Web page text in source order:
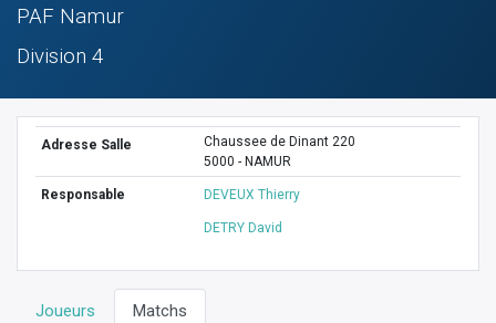
PAF Namur
Division 4
Adresse Salle
Chaussee de Dinant 220
5000 - NAMUR
Responsable DEVEUX Thierry
DETRY David
Joueurs Matchs